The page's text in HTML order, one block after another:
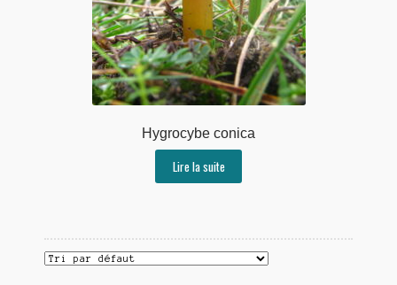
Hygrocybe conica
Lire la suite